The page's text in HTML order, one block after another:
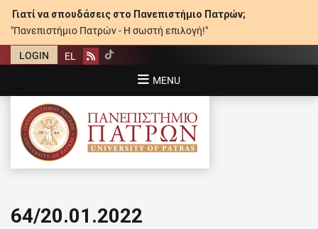
Γιατί να σπουδάσεις στο Πανεπιστήμιο Πατρών;
"Πανεπιστήμιο Πατρών - Η σωστή επιλογή!"
LOGIN EL Rss
MENU
ΠΑΝΕΠΙΣΤΉΜΙΟ ΠΑΤΡΏΝ
64/20.01.2022